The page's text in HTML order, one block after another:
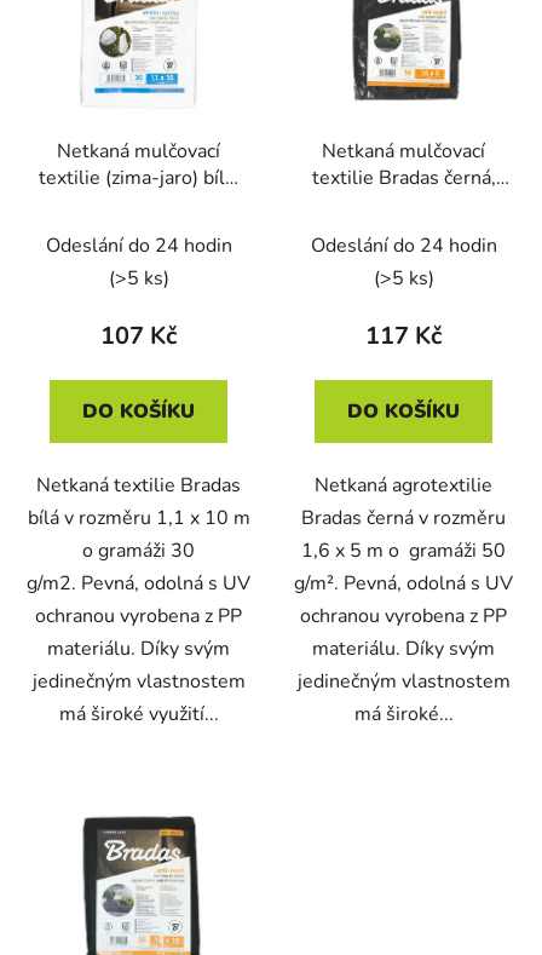
Netkaná mulčovací
textilie (zima-jaro) bílá,
Odeslání do 24 hodin
(>5 ks)
107 Kč
DO KOŠÍKU
Netkaná textilie Bradas
bílá v rozměru 1,1 x 10 m
o gramáži 30
g/m2. Pevná, odolná s UV
ochranou vyrobena z PP
materiálu. Díky svým
jedinečným vlastnostem
má široké využití...
Netkaná mulčovací
textilie Bradas černá,
Odeslání do 24 hodin
(>5 ks)
117 Kč
DO KOŠÍKU
Netkaná agrotextilie
Bradas černá v rozměru
1,6 x 5 m o gramáži 50
g/m². Pevná, odolná s UV
ochranou vyrobena z PP
materiálu. Díky svým
jedinečným vlastnostem
má široké...